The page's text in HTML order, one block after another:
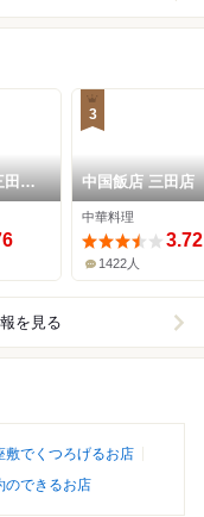
田本
3
中国飯店 三田店
中華料理
3.72
1422人
を見る
敷でくつろげるお店
のできるお店